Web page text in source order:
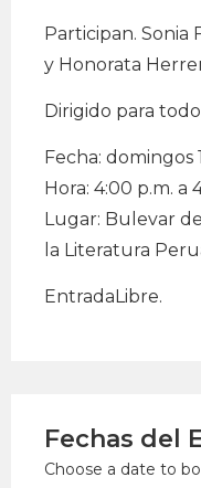
Participan. Sonia
y Honorata
Dirigido para
Fecha: domingos
Hora: 4:00 p.m. a
Lugar: Bulevar
la Literatura
EntradaLibre.
Fechas del
Choose a date to